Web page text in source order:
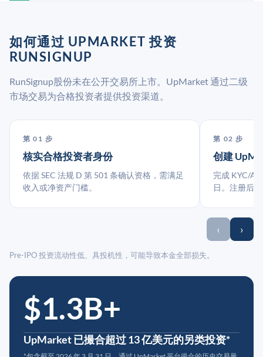
如何通过 UPMARKET 投资
RUNSIGNUP
RunSignup股份未在公开交易所上市。UpMarket 通过二级
市场交易为合格投资者提供投资渠道。
第 01 步
核实合格投资者身份
依据 SEC 法规 D 第 501 条确认资格，需满足
收入或净资产门槛。
第 02 步
创建
完成 KYC/
日。注册后
‹ ›
Pre-IPO 投资流动性低、具投机性，可能导致本金全部损失。
$1.3B+
UpMarket 已撮合超过 13 亿美元的另类投资*